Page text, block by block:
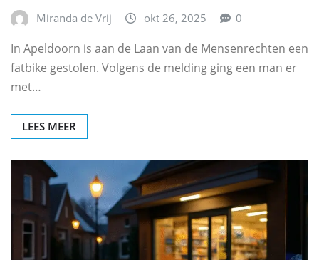
Miranda de Vrij okt 26, 2025 0
In Apeldoorn is aan de Laan van de Mensenrechten een
fatbike gestolen. Volgens de melding ging een man er
met…
LEES MEER